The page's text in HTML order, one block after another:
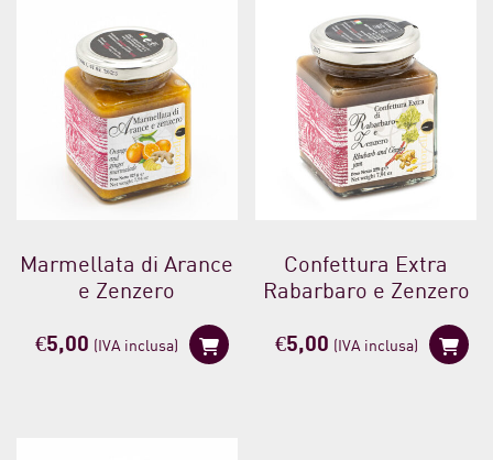
Marmellata di Arance
e Zenzero
€5,00 (IVA inclusa)
Confettura Extra
Rabarbaro e Zenzero
€5,00 (IVA inclusa)